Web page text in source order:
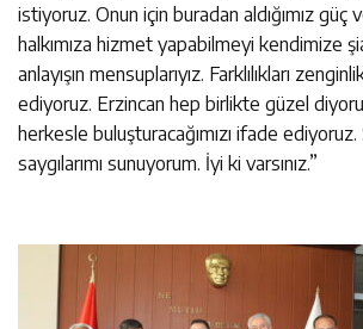
istiyoruz. Onun için buradan aldığımız güç
halkımıza hizmet yapabilmeyi kendimize
anlayışın mensuplarıyız. Farklılıkları
ediyoruz. Erzincan hep birlikte güzel
herkesle buluşturacağımızı ifade
saygılarımı sunuyorum. İyi ki varsınız.”